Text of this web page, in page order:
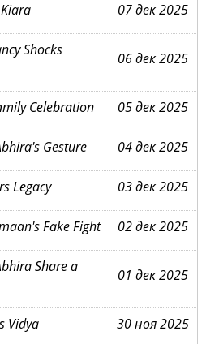
07 дек 2025
Shocks
06 дек 2025
Celebration 05 дек 2025
Gesture 04 дек 2025
Legacy 03 дек 2025
Fake Fight 02 дек 2025
Share a
01 дек 2025
Vidya 30 ноя 2025